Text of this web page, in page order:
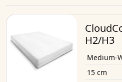
H2/H3
Medium-
15 cm